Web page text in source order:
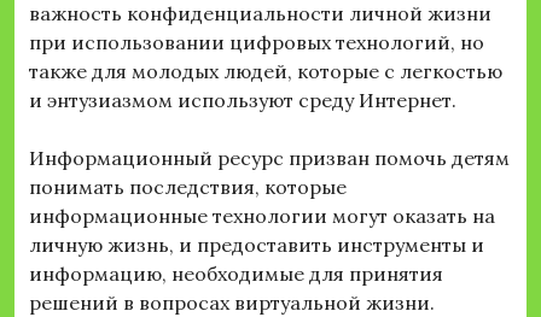
важность конфиденциальности личной жизни
при использовании цифровых технологий, но
также для молодых людей, которые с легкостью
и энтузиазмом используют среду Интернет.
Информационный ресурс призван помочь детям
понимать последствия, которые
информационные технологии могут оказать на
личную жизнь, и предоставить инструменты и
информацию, необходимые для принятия
решений в вопросах виртуальной жизни.